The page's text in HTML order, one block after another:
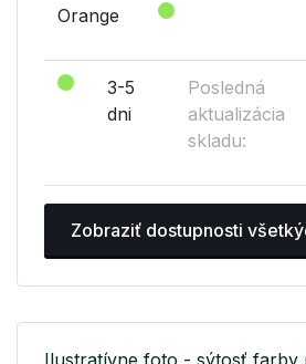
Orange
3-5
dni
Posledná
aktualizácia
skladu:
Zobraziť dostupnosti
Ilustratívne foto - sýtosť farby